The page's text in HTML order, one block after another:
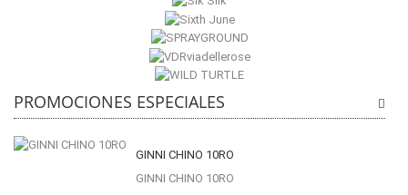
PROMOCIONES ESPECIALES
GINNI CHINO 10RO
GINNI CHINO 10RO